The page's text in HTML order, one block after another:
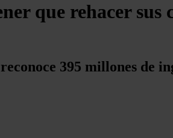
que rehacer
395 millones de